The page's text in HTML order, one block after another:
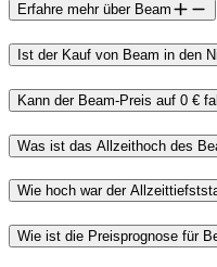
Erfahre mehr über Beam
Ist der Kauf von Beam in den
Kann der Beam-Preis auf 0 €
Was ist das Allzeithoch des
Wie hoch war der
Wie ist die Preisprognose für